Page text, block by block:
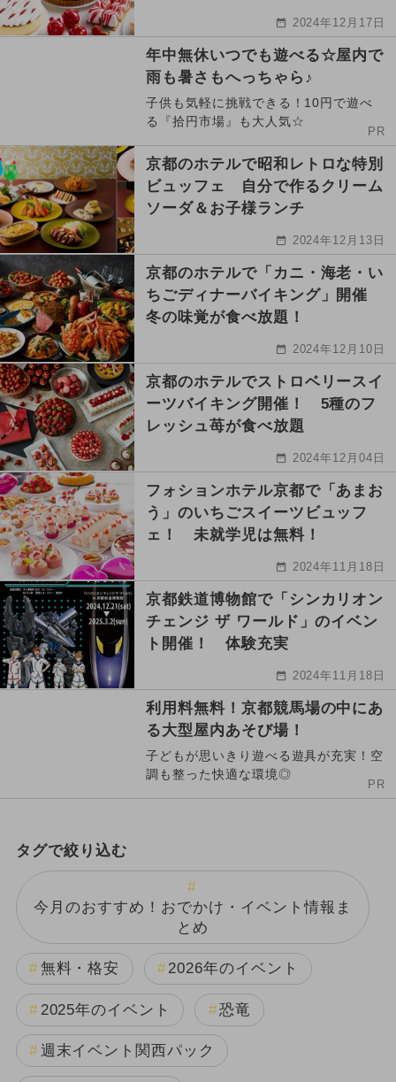
2024年12月17日
年中無休いつでも遊べる☆屋内で
雨も暑さもへっちゃら♪
子供も気軽に挑戦できる！10円で遊べ
る『拾円市場』も大人気☆
PR
京都のホテルで昭和レトロな特別
ビュッフェ 自分で作るクリーム
ソーダ＆お子様ランチ
2024年12月13日
京都のホテルで「カニ・海老・い
ちごディナーバイキング」開催
冬の味覚が食べ放題！
2024年12月10日
京都のホテルでストロベリースイ
ーツバイキング開催！ 5種のフ
レッシュ苺が食べ放題
2024年12月04日
フォションホテル京都で「あまお
う」のいちごスイーツビュッフ
ェ！ 未就学児は無料！
2024年11月18日
京都鉄道博物館で「シンカリオン
チェンジ ザ ワールド」のイベン
ト開催！ 体験充実
2024年11月18日
利用料無料！京都競馬場の中にあ
る大型屋内あそび場！
子どもが思いきり遊べる遊具が充実！空
調も整った快適な環境◎
PR
タグで絞り込む
今月のおすすめ！おでかけ・イベント情報ま
とめ
無料・格安 2026年のイベント
2025年のイベント 恐竜
週末イベント関西パック